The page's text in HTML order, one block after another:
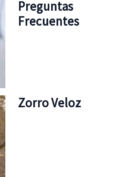
Preguntas
Frecuentes
Zorro Veloz